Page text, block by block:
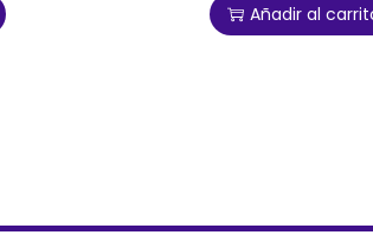
Añadir al